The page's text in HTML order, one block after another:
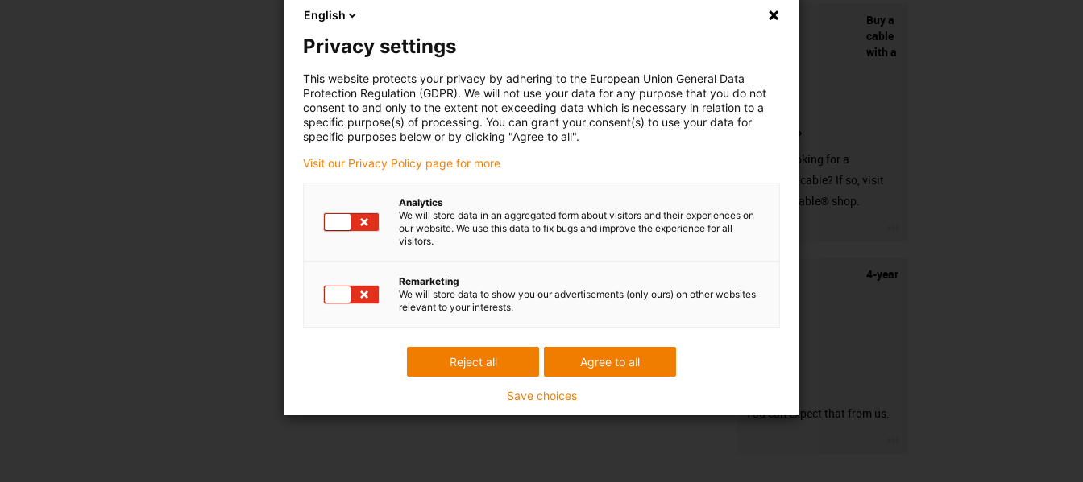
Buy a
cable
with a
connector?
Are you looking for a
harnessed cable? If so, visit
our readycable® shop.
4-year
You can expect that from us.
English
Privacy settings
This website protects your privacy by adhering to the European Union General Data
Protection Regulation (GDPR). We will not use your data for any purpose that you do not
consent to and only to the extent not exceeding data which is necessary in relation to a
specific purpose(s) of processing. You can grant your consent(s) to use your data for
specific purposes below or by clicking "Agree to all".
Visit our Privacy Policy page for more
Analytics
We will store data in an aggregated form about visitors and their experiences on
our website. We use this data to fix bugs and improve the experience for all
visitors.
Remarketing
We will store data to show you our advertisements (only ours) on other websites
relevant to your interests.
Agree to all
Reject all
Save choices